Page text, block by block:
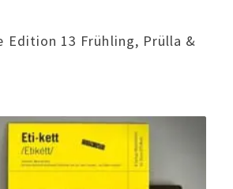
Edition 13 Frühling, Prülla &